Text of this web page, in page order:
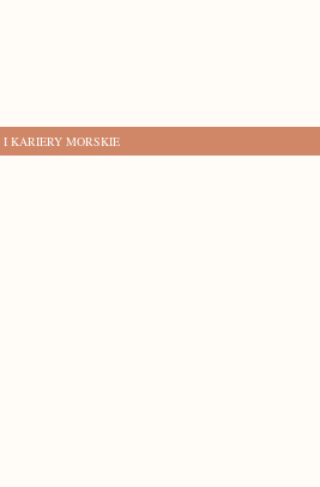
KARIERY MORSKIE